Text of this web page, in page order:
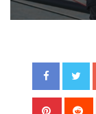
Pinterest